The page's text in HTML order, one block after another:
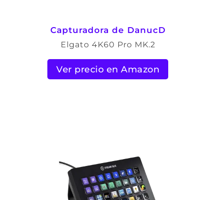
Capturadora de DanucD
Elgato 4K60 Pro MK.2
Ver precio en Amazon